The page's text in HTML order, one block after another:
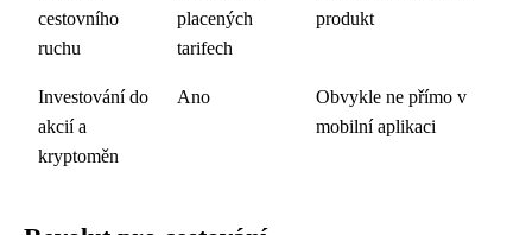
cestovního
ruchu
placených
tarifech
produkt
Investování do
akcií a
kryptoměn
Ano
Obvykle ne přímo v
mobilní aplikaci